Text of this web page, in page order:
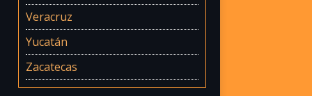
Veracruz
Yucatán
Zacatecas